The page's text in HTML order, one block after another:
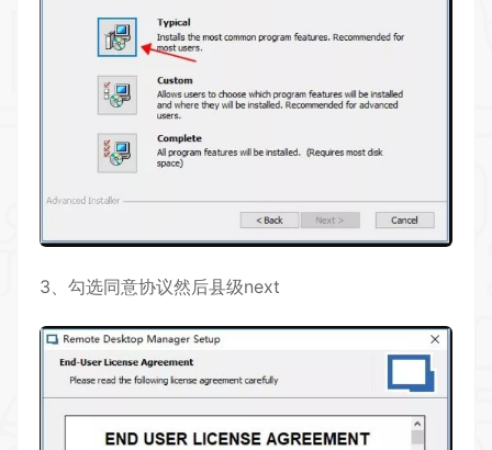
3、勾选同意协议然后县级next